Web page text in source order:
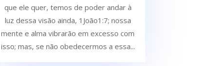
que ele quer, temos de poder andar à
luz dessa visão ainda, 1João1:7; nossa
mente e alma vibrarão em excesso com
isso; mas, se não obedecermos a essa...